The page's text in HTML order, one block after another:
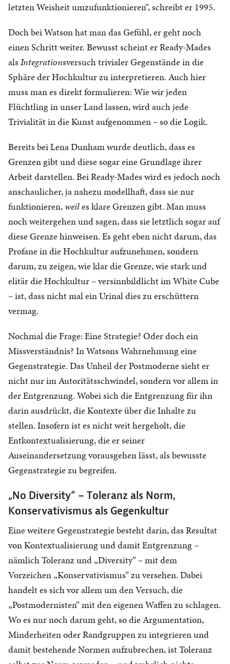
letzten Weisheit umzufunktionieren“, schreibt er 1995.
Doch bei Watson hat man das Gefühl, er geht noch
einen Schritt weiter. Bewusst scheint er Ready-Mades
als Integrationsversuch trivialer Gegenstände in die
Sphäre der Hochkultur zu interpretieren. Auch hier
muss man es direkt formulieren: Wie wir jeden
Flüchtling in unser Land lassen, wird auch jede
Trivialität in die Kunst aufgenommen – so die Logik.
Bereits bei Lena Dunham wurde deutlich, dass es
Grenzen gibt und diese sogar eine Grundlage ihrer
Arbeit darstellen. Bei Ready-Mades wird es jedoch noch
anschaulicher, ja nahezu modellhaft, dass sie nur
funktionieren, weiles klare Grenzen gibt. Man muss
noch weitergehen und sagen, dass sie letztlich sogar auf
diese Grenze hinweisen. Es geht eben nicht darum, das
Profane in die Hochkultur aufzunehmen, sondern
darum, zu zeigen, wie klar die Grenze, wie stark und
elitär die Hochkultur – versinnbildlicht im White Cube
– ist, dass nicht mal ein Urinal dies zu erschüttern
vermag.
Nochmal die Frage: Eine Strategie? Oder doch ein
Missverständnis? In Watsons Wahrnehmung eine
Gegenstrategie. Das Unheil der Postmoderne sieht er
nicht nur im Autoritätsschwindel, sondern vor allem in
der Entgrenzung. Wobei sich die Entgrenzung für ihn
darin ausdrückt, die Kontexte über die Inhalte zu
stellen. Insofern ist es nicht weit hergeholt, die
Entkontextualisierung, die er seiner
Auseinandersetzung vorausgehen lässt, als bewusste
Gegenstrategie zu begreifen.
„No Diversity“ – Toleranz als Norm,
Konservativismus als Gegenkultur
Eine weitere Gegenstrategie besteht darin, das Resultat
von Kontextualisierung und damit Entgrenzung –
nämlich Toleranz und „Diversity“ – mit dem
Vorzeichen „Konservativismus“ zu versehen. Dabei
handelt es sich vor allem um den Versuch, die
„Postmodernisten“ mit den eigenen Waffen zu schlagen.
Wo es nur noch darum geht, so die Argumentation,
Minderheiten oder Randgruppen zu integrieren und
damit bestehende Normen aufzubrechen, ist Toleranz